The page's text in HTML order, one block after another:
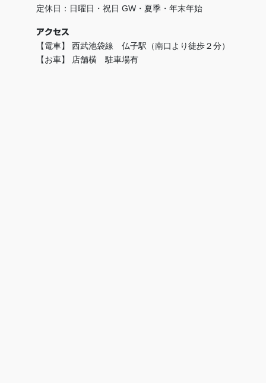
定休日：日曜日・祝日 GW・夏季・年末年始
アクセス
【電車】 西武池袋線 仏子駅（南口より徒歩２分）
【お車】 店舗横 駐車場有